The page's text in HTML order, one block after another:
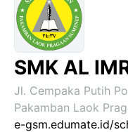
SMK AL
Jl. Cempaka Putih
Pakamban Laok
e-gsm.edumate.id/